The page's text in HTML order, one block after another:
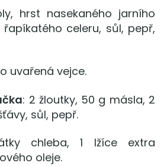
hrst nasekaného jarního
celeru, sůl, pepř,
uvařená vejce.
: 2 žloutky, 50 g másla, 2
sůl, pepř.
chleba, 1 lžíce extra
oleje.